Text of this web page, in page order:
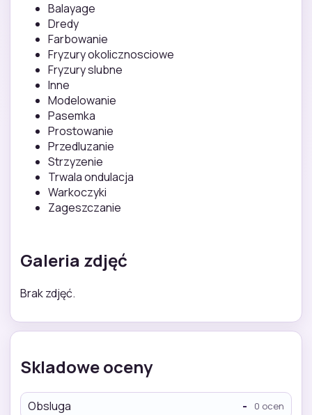
Balayage
Dredy
Farbowanie
Fryzury okolicznosciowe
Fryzury slubne
Inne
Modelowanie
Pasemka
Prostowanie
Przedluzanie
Strzyzenie
Trwala ondulacja
Warkoczyki
Zageszczanie
Galeria zdjęć
Brak zdjęć.
Skladowe oceny
Obsluga - 0 ocen